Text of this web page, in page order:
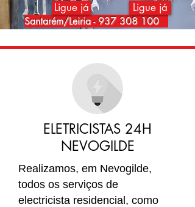
Santarém/Leiria -937 308 100
Ligue já Ligue já
ELETRICISTAS 24H
NEVOGILDE
Realizamos, em Nevogilde,
todos os serviços de
electricista residencial, como